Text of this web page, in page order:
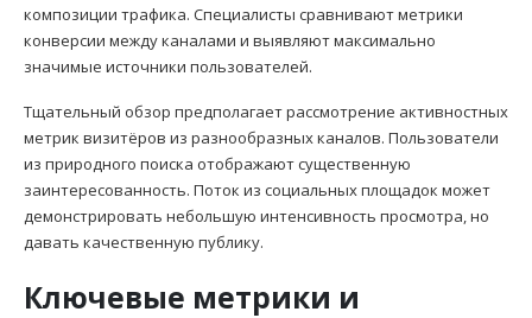
композиции трафика. Специалисты сравнивают метрики
конверсии между каналами и выявляют максимально
значимые источники пользователей.
Тщательный обзор предполагает рассмотрение активностных
метрик визитёров из разнообразных каналов. Пользователи
из природного поиска отображают существенную
заинтересованность. Поток из социальных площадок может
демонстрировать небольшую интенсивность просмотра, но
давать качественную публику.
Ключевые метрики и